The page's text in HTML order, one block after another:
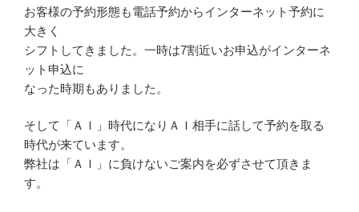
お客様の予約形態も電話予約からインターネット予約に
大きく
シフトしてきました。一時は7割近いお申込がインターネ
ット申込に
なった時期もありました。
そして「ＡＩ」時代になりＡＩ相手に話して予約を取る
時代が来ています。
弊社は「ＡＩ」に負けないご案内を必ずさせて頂きま
す。